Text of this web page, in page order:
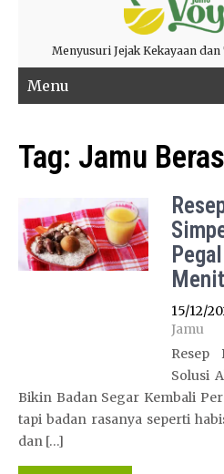
Menyusuri Jejak Kekayaan
Menu
Tag: Jamu
15/12/
Jamu
Resep
Solusi
Bikin Badan Segar Kembali
tapi badan rasanya seperti
dan […]